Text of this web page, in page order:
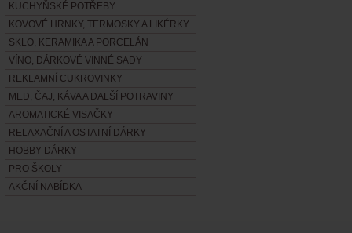
KUCHYŇSKÉ POTŘEBY
KOVOVÉ HRNKY, TERMOSKY A LIKÉRKY
SKLO, KERAMIKA A PORCELÁN
VÍNO, DÁRKOVÉ VINNÉ SADY
REKLAMNÍ CUKROVINKY
MED, ČAJ, KÁVA A DALŠÍ POTRAVINY
AROMATICKÉ VISAČKY
RELAXAČNÍ A OSTATNÍ DÁRKY
HOBBY DÁRKY
PRO ŠKOLY
AKČNÍ NABÍDKA